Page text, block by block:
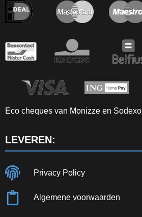
Eco cheques van Monizze en Sodexo
LEVEREN:
Privacy Policy
Algemene voorwaarden